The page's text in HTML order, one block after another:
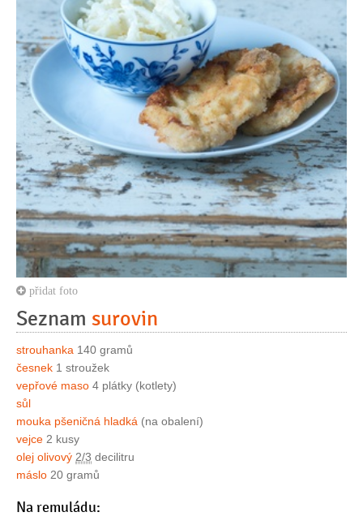
přidat foto
Seznam surovin
strouhanka 140 gramů
česnek 1 stroužek
vepřové maso 4 plátky (kotlety)
sůl
mouka pšeničná hladká (na obalení)
vejce 2 kusy
olej olivový 2/3 decilitru
máslo 20 gramů
Na remuládu: